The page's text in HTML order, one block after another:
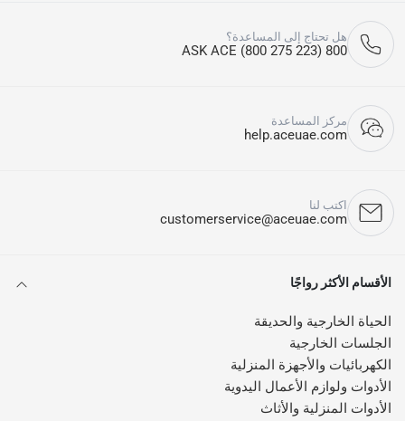
يعتمد ذلك على نوع النبات والطقس ومستوى رطوبة التربة.
هل منتجات الري مناسبة للحدائق الكبيرة؟
كيف يمكن الحفاظ على أدوات الري؟
من خلال تنظيفها بشكل دوري وتخزينها بطريقة مناسبة بعد الاستخدام.
نعم، العديد من منتجات الري مصممة للاستخدام المنتظم في المساحات
الخارجية.
هل تحتاج إلى المساعدة؟
800 ASK ACE (800 275 223)
مركز المساعدة
help.aceuae.com
اكتب لنا
customerservice@aceuae.com
الأقسام الأكثر رواجًا
الحياة الخارجية والحديقة
الجلسات الخارجية
الكهربائيات والأجهزة المنزلية
الأدوات ولوازم الأعمال اليدوية
الأدوات المنزلية والأثاث